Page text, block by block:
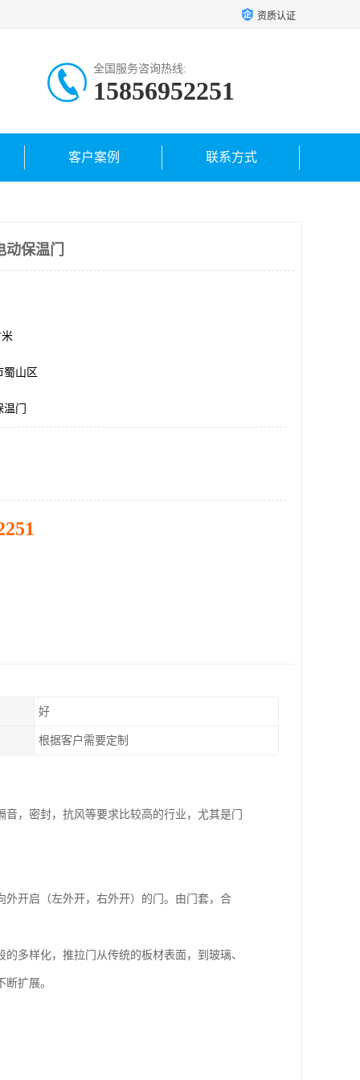
资质认证
全国服务咨询热线:
15856952251
客户案例 联系方式
保温门
米
蜀山区
门
好
根据客户需要定制
，密封，抗风等要求比较高的行业，尤其是门
外开启（左外开，右外开）的门。由门套，合
多样化，推拉门从传统的板材表面，到玻璃、
扩展。